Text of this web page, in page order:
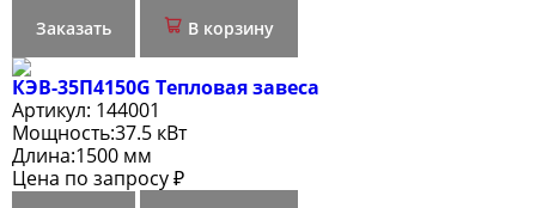
Заказать В корзину
КЭВ-35П4150G Тепловая завеса
Артикул: 144001
Мощность:37.5 кВт
Длина:1500 мм
Цена по запросу ₽